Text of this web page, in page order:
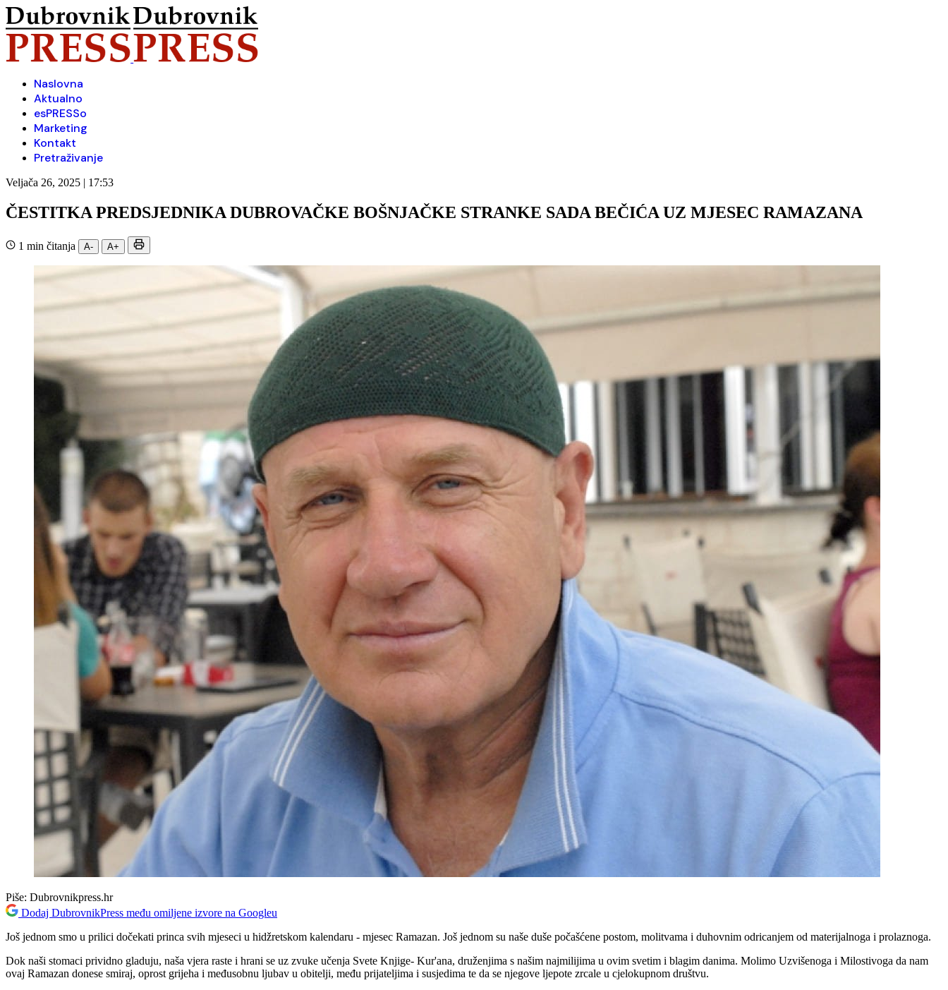
Naslovna
Aktualno
esPRESSo
Marketing
Kontakt
Pretraživanje
Veljača 26, 2025 | 17:53
ČESTITKA PREDSJEDNIKA DUBROVAČKE BOŠNJAČKE STRANKE SADA BEČIĆA UZ MJESEC RAMAZANA
1 min čitanja A- A+
Piše: Dubrovnikpress.hr
Dodaj DubrovnikPress među omiljene izvore na Googleu
Još jednom smo u prilici dočekati princa svih mjeseci u hidžretskom kalendaru - mjesec Ramazan. Još jednom su naše duše počašćene postom, molitvama i duhovnim odricanjem od materijalnoga i prolaznoga.
Dok naši stomaci prividno gladuju, naša vjera raste i hrani se uz zvuke učenja Svete Knjige- Kur'ana, druženjima s našim najmilijima u ovim svetim i blagim danima. Molimo Uzvišenoga i Milostivoga da nam
ovaj Ramazan donese smiraj, oprost grijeha i međusobnu ljubav u obitelji, među prijateljima i susjedima te da se njegove ljepote zrcale u cjelokupnom društvu.